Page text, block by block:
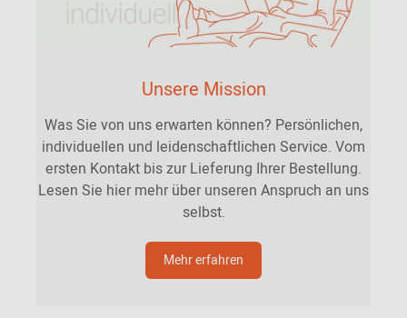
Unsere Mission
Was Sie von uns erwarten können? Persönlichen,
individuellen und leidenschaftlichen Service. Vom
ersten Kontakt bis zur Lieferung Ihrer Bestellung.
Lesen Sie hier mehr über unseren Anspruch an uns
selbst.
Mehr erfahren